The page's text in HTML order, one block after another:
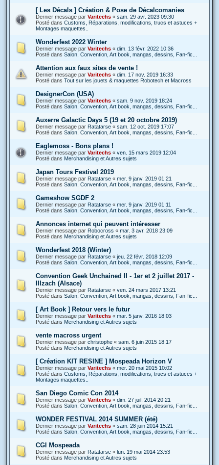
[ Les Décals ] Création & Pose de Décalcomanies
Dernier message par Varitechs « sam. 29 avr. 2023 09:30
Posté dans Customs, Réparations, modifications, trucs et astuces +
Montages maquettes..
Wonderfest 2022 Winter
Dernier message par Varitechs « dim. 13 févr. 2022 10:36
Posté dans Salon, Convention, Art book, mangas, dessins, Fan-fic...
Attention aux faux sites de vente !
Dernier message par Varitechs « dim. 17 nov. 2019 16:33
Posté dans Tout sur les jouets & maquettes Robotech et Macross
DesignerCon (USA)
Dernier message par Varitechs « sam. 9 nov. 2019 18:24
Posté dans Salon, Convention, Art book, mangas, dessins, Fan-fic...
Auxerre Galactic Days 5 (19 et 20 octobre 2019)
Dernier message par Ratatarse « sam. 12 oct. 2019 17:07
Posté dans Salon, Convention, Art book, mangas, dessins, Fan-fic...
Eaglemoss - Bons plans !
Dernier message par Varitechs « ven. 15 mars 2019 12:04
Posté dans Merchandising et Autres sujets
Japan Tours Festival 2019
Dernier message par Ratatarse « mer. 9 janv. 2019 01:21
Posté dans Salon, Convention, Art book, mangas, dessins, Fan-fic...
Gameshow SGDF 2
Dernier message par Ratatarse « mer. 9 janv. 2019 01:11
Posté dans Salon, Convention, Art book, mangas, dessins, Fan-fic...
Annonces internet qui peuvent intéresser
Dernier message par Robocross « mar. 3 avr. 2018 23:09
Posté dans Merchandising et Autres sujets
Wonderfest 2018 (Winter)
Dernier message par Ratatarse « jeu. 22 févr. 2018 12:09
Posté dans Salon, Convention, Art book, mangas, dessins, Fan-fic...
Convention Geek Unchained II - 1er et 2 juillet 2017 -
Illzach (Alsace)
Dernier message par Ratatarse « ven. 24 mars 2017 13:21
Posté dans Salon, Convention, Art book, mangas, dessins, Fan-fic...
[ Art Book ] Retour vers le futur
Dernier message par Varitechs « mar. 5 janv. 2016 18:03
Posté dans Merchandising et Autres sujets
vente macross urgent
Dernier message par christophe « sam. 6 juin 2015 18:17
Posté dans Merchandising et Autres sujets
[ Création KIT RESINE ] Mospeada Horizon V
Dernier message par Varitechs « mer. 20 mai 2015 10:02
Posté dans Customs, Réparations, modifications, trucs et astuces +
Montages maquettes..
San Diego Comic Con 2014
Dernier message par Varitechs « dim. 27 juil. 2014 20:21
Posté dans Salon, Convention, Art book, mangas, dessins, Fan-fic...
WONDER FESTIVAL 2014 SUMMER (été)
Dernier message par Varitechs « sam. 28 juin 2014 15:21
Posté dans Salon, Convention, Art book, mangas, dessins, Fan-fic...
CGI Mospeada
Dernier message par Ratatarse « lun. 19 mai 2014 23:53
Posté dans Merchandising et Autres sujets